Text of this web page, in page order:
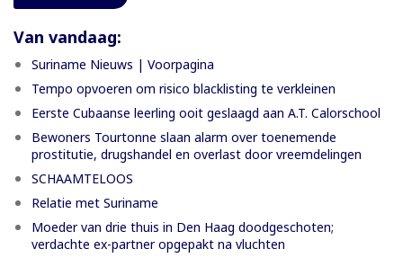
Van vandaag:
Suriname Nieuws | Voorpagina
Tempo opvoeren om risico blacklisting te verkleinen
Eerste Cubaanse leerling ooit geslaagd aan A.T. Calorschool
Bewoners Tourtonne slaan alarm over toenemende
prostitutie, drugshandel en overlast door vreemdelingen
SCHAAMTELOOS
Relatie met Suriname
Moeder van drie thuis in Den Haag doodgeschoten;
verdachte ex-partner opgepakt na vluchten